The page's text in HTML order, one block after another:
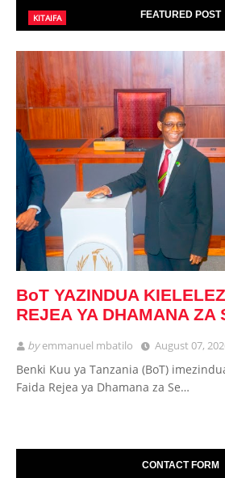
FEATURED POST
KITAIFA
BoT YAZINDUA
REJEA YA DHAMANA ZA
byemmanuel mbatilo August 07,
Benki Kuu ya Tanzania (BoT)
Faida Rejea ya Dhamana za Se…
CONTACT FORM